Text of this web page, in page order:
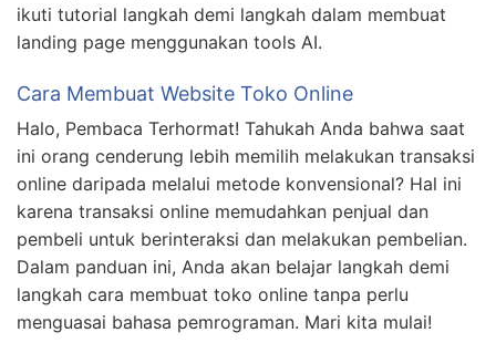
ikuti tutorial langkah demi langkah dalam membuat
landing page menggunakan tools AI.
Cara Membuat Website Toko Online
Halo, Pembaca Terhormat! Tahukah Anda bahwa saat
ini orang cenderung lebih memilih melakukan transaksi
online daripada melalui metode konvensional? Hal ini
karena transaksi online memudahkan penjual dan
pembeli untuk berinteraksi dan melakukan pembelian.
Dalam panduan ini, Anda akan belajar langkah demi
langkah cara membuat toko online tanpa perlu
menguasai bahasa pemrograman. Mari kita mulai!